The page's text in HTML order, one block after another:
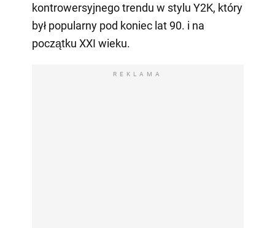
kontrowersyjnego trendu w stylu Y2K, który
był popularny pod koniec lat 90. i na
początku XXI wieku.
REKLAMA